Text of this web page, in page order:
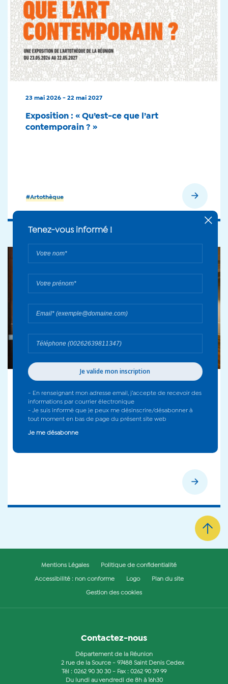
#Artothèque
23 mai 2026 - 22 mai 2027
Exposition : « Qu’est-ce que l’art
contemporain ? »
Exposition Hugues Savalli - 2026
+
Tenez-vous informé !
nom*
prénom*
email*
numéro
téléphone
- En renseignant mon adresse email, j’accepte de recevoir des
informations par courrier électronique
- Je suis informé que je peux me désinscrire/désabonner à
tout moment en bas de page du présent site web
Je me désabonne
Mentions Légales Politique de confidentialité
Accessibilité : non conforme Logo Plan du site
Gestion des cookies
Contactez-nous
Département de la Réunion
2 rue de la Source - 97488 Saint Denis Cedex
Tél : 0262 90 30 30 - Fax : 0262 90 39 99
Du lundi au vendredi de 8h à 16h30